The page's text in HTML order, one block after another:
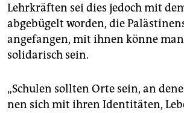
Lehrkräften sei dies jedoch mit
abgebügelt worden, die
angefangen, mit ihnen könne
solidarisch sein.
„Schulen sollten Orte sein, an
nen sich mit ihren Identitäten,